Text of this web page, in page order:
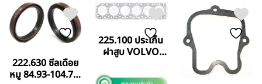
222.630 ซีลเดือย
หมู 84.93-104.77-
225.100 ประเก็น
ฝาสูบ VOLVO
ELRING